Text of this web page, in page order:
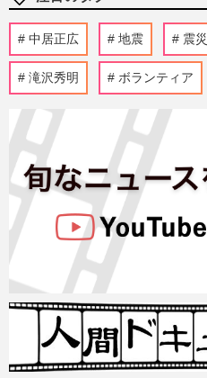
中居正広 地震 震災
滝沢秀明 ボランティア